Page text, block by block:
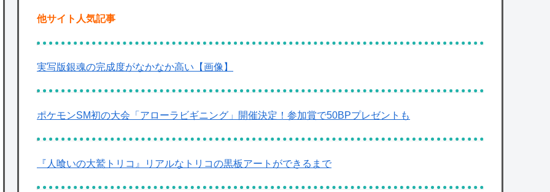
他サイト人気記事
実写版銀魂の完成度がなかなか高い【画像】
ポケモンSM初の大会「アローラビギニング」開催決定！参加賞で50BPプレゼントも
『人喰いの大鷲トリコ』リアルなトリコの黒板アートができるまで